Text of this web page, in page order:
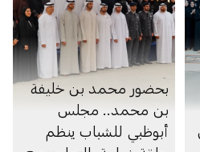
بحضور محمد بن خليفة
بن محمد.. مجلس
أبوظبي للشباب ينظم